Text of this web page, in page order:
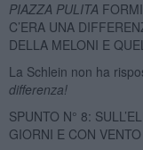
PIAZZA PULITA
C’ERA UNA
DELLA MELONI E
La Schlein non ha
differenza!
SPUNTO N° 8:
GIORNI E CON